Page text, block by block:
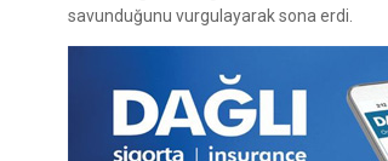
savunduğunu vurgulayarak sona erdi.